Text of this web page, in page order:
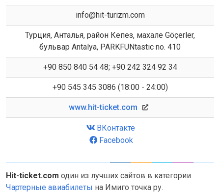
info@hit-turizm.com
Турция, Анталья, район Кепез, махале Göçerler,
бульвар Antalya, PARKFUNtastic no. 410
+90 850 840 54 48; +90 242 324 92 34
+90 545 345 3086 (18:00 - 24:00)
www.hit-ticket.com
ВКонтакте
Facebook
Hit-ticket.com один из лучших сайтов в категории
Чартерные авиабилеты на Имиго точка ру.